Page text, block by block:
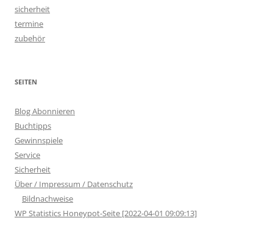
sicherheit
termine
zubehör
SEITEN
Blog Abonnieren
Buchtipps
Gewinnspiele
Service
Sicherheit
Über / Impressum / Datenschutz
Bildnachweise
WP Statistics Honeypot-Seite [2022-04-01 09:09:13]